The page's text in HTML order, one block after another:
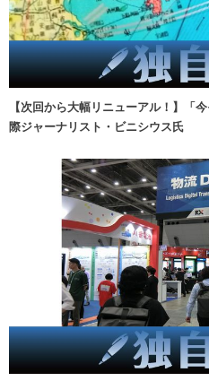
【次回から大幅リニューアル！】
際ジャーナリスト・ビニシウス氏